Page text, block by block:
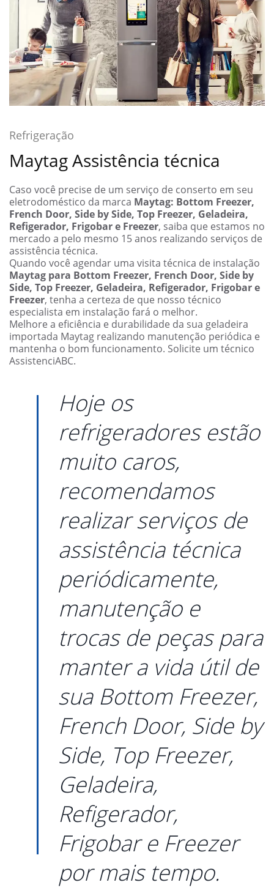
Refrigeração
Maytag Assistência técnica
Caso você precise de um serviço de conserto em seu
eletrodoméstico da marca Maytag: Bottom Freezer,
French Door, Side by Side, Top Freezer, Geladeira,
Refigerador, Frigobar e Freezer, saiba que estamos no
mercado a pelo mesmo 15 anos realizando serviços de
assistência técnica.
Quando você agendar uma visita técnica de instalação
Maytag para Bottom Freezer, French Door, Side by
Side, Top Freezer, Geladeira, Refigerador, Frigobar e
Freezer, tenha a certeza de que nosso técnico
especialista em instalação fará o melhor.
Melhore a eficiência e durabilidade da sua geladeira
importada Maytag realizando manutenção periódica e
mantenha o bom funcionamento. Solicite um técnico
AssistenciABC.
Hoje os
refrigeradores estão
muito caros,
recomendamos
realizar serviços de
assistência técnica
periódicamente,
manutenção e
trocas de peças para
manter a vida útil de
sua Bottom Freezer,
French Door, Side by
Side, Top Freezer,
Geladeira,
Refigerador,
Frigobar e Freezer
por mais tempo.